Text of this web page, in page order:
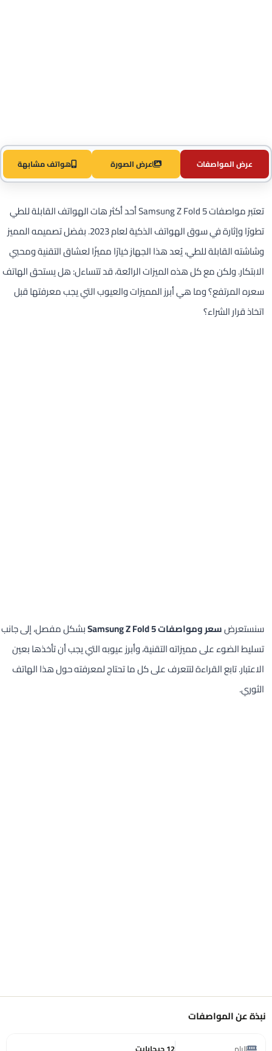
عرض المواصفات عرض الصورة هواتف مشابهة
تعتبر مواصفات Samsung Z Fold 5 أحد أكثر هات الهواتف القابلة للطي
تطورًا وإثارة في سوق الهواتف الذكية لعام 2023. بفضل تصميمه المميز
وشاشته القابلة للطي، يُعد هذا الجهاز خيارًا مميزًا لعشاق التقنية ومحبي
الابتكار. ولكن مع كل هذه الميزات الرائعة، قد تتساءل: هل يستحق الهاتف
سعره المرتفع؟ وما هي أبرز المميزات والعيوب التي يجب معرفتها قبل
اتخاذ قرار الشراء؟
سنستعرضسعر ومواصفات Samsung Z Fold 5
بشكل مفصل، إلى جانب
تسليط الضوء على مميزاته التقنية، وأبرز عيوبه التي يجب أن تأخذها بعين
الاعتبار. تابع القراءة لتتعرف على كل ما تحتاج لمعرفته حول هذا الهاتف
الثوري.
نبذة عن المواصفات